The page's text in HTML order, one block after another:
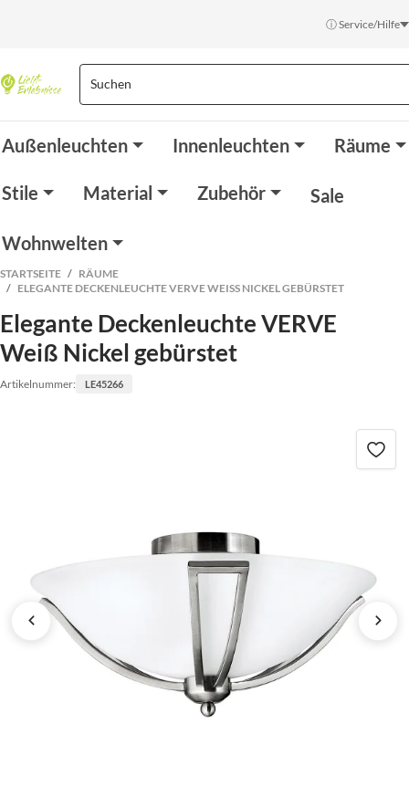
ⓘ Service/Hilfe
Außenleuchten Innenleuchten Räume
Stile Material Zubehör Sale
Wohnwelten
STARTSEITE
RÄUME
ELEGANTE DECKENLEUCHTE VERVE WEISS NICKEL GEBÜRSTET
Elegante Deckenleuchte VERVE
Weiß Nickel gebürstet
Artikelnummer: LE45266